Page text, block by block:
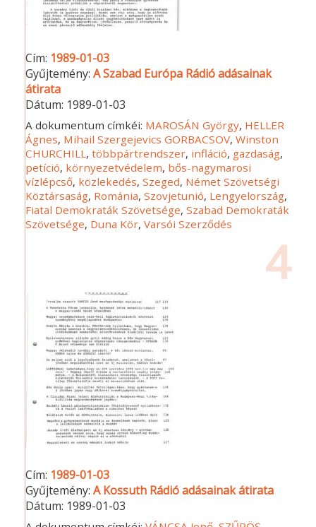
Cím: 1989-01-03
Gyűjtemény:A Szabad Európa Rádió adásainak
átirata
Dátum: 1989-01-03
A dokumentum címkéi: MAROSÁN György, HELLER
Ágnes, Mihail Szergejevics GORBACSOV,Winston
CHURCHILL ,többpártrendszer, infláció, gazdaság,
petíció, környezetvédelem, bős-nagymarosi
vízlépcső, közlekedés,Szeged, Német Szövetségi
Köztársaság, Románia,Szovjetunió, Lengyelország,
Fiatal Demokraták Szövetsége,Szabad Demokraták
Szövetsége, Duna Kör,Varsói Szerződés
4
Cím: 1989-01-03
Gyűjtemény:A Kossuth Rádió adásainak átirata
Dátum: 1989-01-03